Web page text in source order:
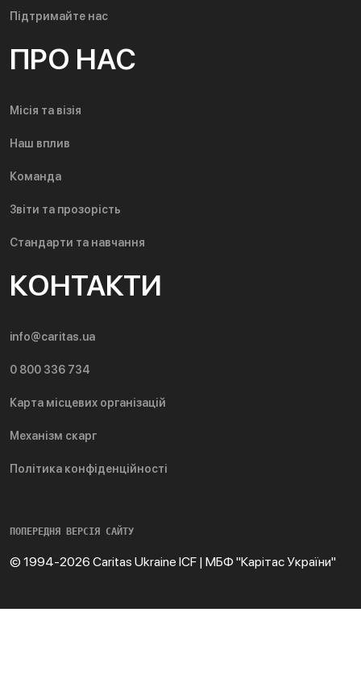
Підтримайте нас
ПРО НАС
Місія та візія
Наш вплив
Команда
Звіти та прозорість
Стандарти та навчання
КОНТАКТИ
info@caritas.ua
0 800 336 734
Карта місцевих організацій
Механізм скарг
Політика конфіденційності
ПОПЕРЕДНЯ ВЕРСІЯ САЙТУ
© 1994-2026 Caritas Ukraine ICF | МБФ "Карітас України"